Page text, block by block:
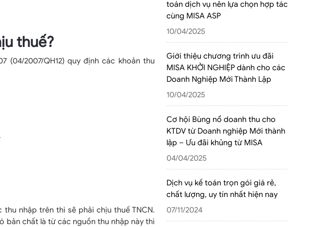
thuế?
(04/2007/QH12) quy định các khoản thu
nhập trên thì sẽ phải chịu thuế TNCN.
bản chất là từ các nguồn thu nhập này thì
toán dịch vụ nên lựa chọn hợp tác
cùng MISA ASP
10/04/2025
Giới thiệu chương trình ưu đãi
MISA KHỞI NGHIỆP dành cho các
Doanh Nghiệp Mới Thành Lập
10/04/2025
Cơ hội Bùng nổ doanh thu cho
KTDV từ Doanh nghiệp Mới thành
lập – Ưu đãi khủng từ MISA
04/04/2025
Dịch vụ kế toán trọn gói giá rẻ,
chất lượng, uy tín nhất hiện nay
07/11/2024